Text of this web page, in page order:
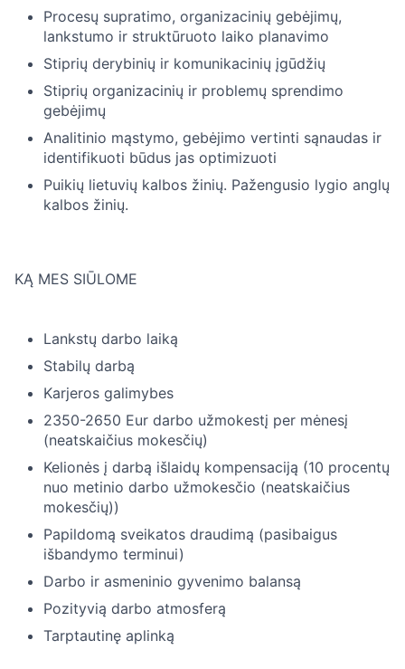
Procesų supratimo, organizacinių gebėjimų,
lankstumo ir struktūruoto laiko planavimo
Stiprių derybinių ir komunikacinių įgūdžių
Stiprių organizacinių ir problemų sprendimo
gebėjimų
Analitinio mąstymo, gebėjimo vertinti sąnaudas ir
identifikuoti būdus jas optimizuoti
Puikių lietuvių kalbos žinių. Pažengusio lygio anglų
kalbos žinių.
KĄ MES SIŪLOME
Lankstų darbo laiką
Stabilų darbą
Karjeros galimybes
2350-2650 Eur darbo užmokestį per mėnesį
(neatskaičius mokesčių)
Kelionės į darbą išlaidų kompensaciją (10 procentų
nuo metinio darbo užmokesčio (neatskaičius
mokesčių))
Papildomą sveikatos draudimą (pasibaigus
išbandymo terminui)
Darbo ir asmeninio gyvenimo balansą
Pozityvią darbo atmosferą
Tarptautinę aplinką